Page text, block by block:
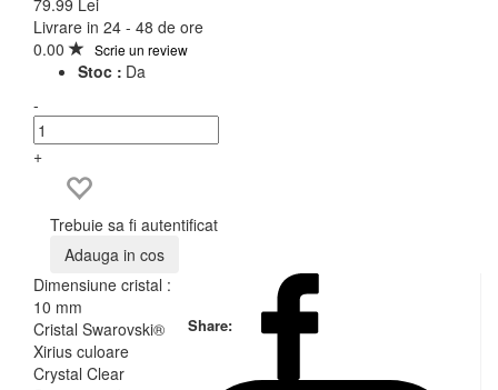
Livrare in 24 - 48 de ore
0.00
Scrie un review
Stoc : Da
-
+
Trebuie sa fi autentificat
Adauga in cos
Share:
Dimensiune cristal :
10 mm
Cristal Swarovski®
Xirius culoare
Crystal Clear